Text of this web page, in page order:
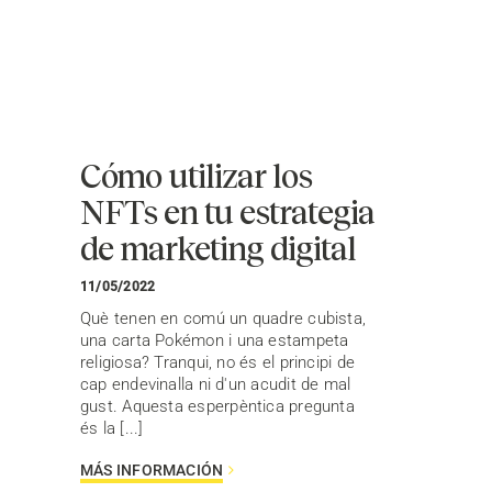
Cómo utilizar los
NFTs en tu estrategia
de marketing digital
11/05/2022
Què tenen en comú un quadre cubista,
una carta Pokémon i una estampeta
religiosa? Tranqui, no és el principi de
cap endevinalla ni d'un acudit de mal
gust. Aquesta esperpèntica pregunta
és la [...]
MÁS INFORMACIÓN